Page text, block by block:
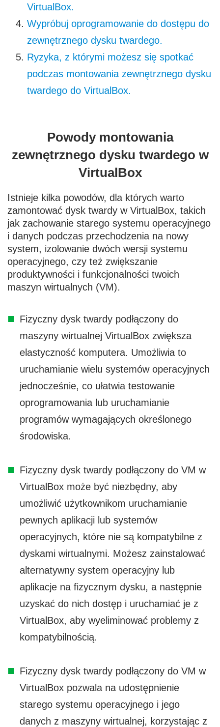
VirtualBox.
Wypróbuj oprogramowanie do dostępu do
zewnętrznego dysku twardego.
Ryzyka, z którymi możesz się spotkać
podczas montowania zewnętrznego dysku
twardego do VirtualBox.
Powody montowania
zewnętrznego dysku twardego w
VirtualBox
Istnieje kilka powodów, dla których warto
zamontować dysk twardy w VirtualBox, takich
jak zachowanie starego systemu operacyjnego
i danych podczas przechodzenia na nowy
system, izolowanie dwóch wersji systemu
operacyjnego, czy też zwiększanie
produktywności i funkcjonalności twoich
maszyn wirtualnych (VM).
Fizyczny dysk twardy podłączony do
maszyny wirtualnej VirtualBox zwiększa
elastyczność komputera. Umożliwia to
uruchamianie wielu systemów operacyjnych
jednocześnie, co ułatwia testowanie
oprogramowania lub uruchamianie
programów wymagających określonego
środowiska.
Fizyczny dysk twardy podłączony do VM w
VirtualBox może być niezbędny, aby
umożliwić użytkownikom uruchamianie
pewnych aplikacji lub systemów
operacyjnych, które nie są kompatybilne z
dyskami wirtualnymi. Możesz zainstalować
alternatywny system operacyjny lub
aplikacje na fizycznym dysku, a następnie
uzyskać do nich dostęp i uruchamiać je z
VirtualBox, aby wyeliminować problemy z
kompatybilnością.
Fizyczny dysk twardy podłączony do VM w
VirtualBox pozwala na udostępnienie
starego systemu operacyjnego i jego
danych z maszyny wirtualnej, korzystając z